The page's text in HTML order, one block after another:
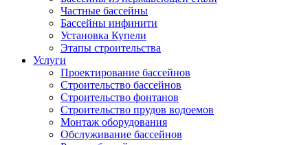
Частные бассейны
Бассейны инфинити
Установка Купели
Этапы строительства
Услуги
Проектирование бассейнов
Строительство бассейнов
Строительство фонтанов
Строительство прудов водоемов
Монтаж оборудования
Обслуживание бассейнов